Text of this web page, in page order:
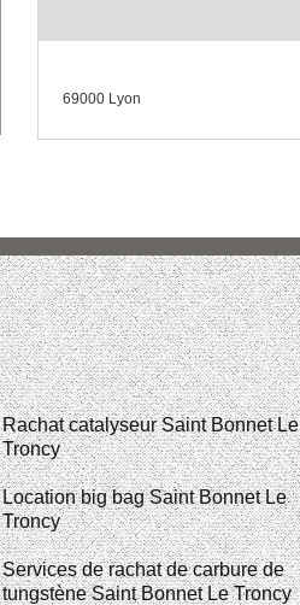
69000 Lyon
Rachat catalyseur Saint Bonnet Le
Troncy
Location big bag Saint Bonnet Le
Troncy
Services de rachat de carbure de
tungstène Saint Bonnet Le Troncy